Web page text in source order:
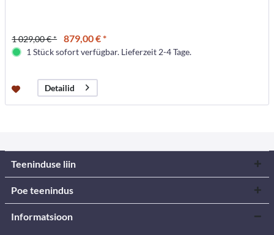
1 029,00 € * 879,00 € *
1 Stück sofort verfügbar. Lieferzeit 2-4 Tage.
Detailid
Teeninduse liin
Poe teenindus
Informatsioon